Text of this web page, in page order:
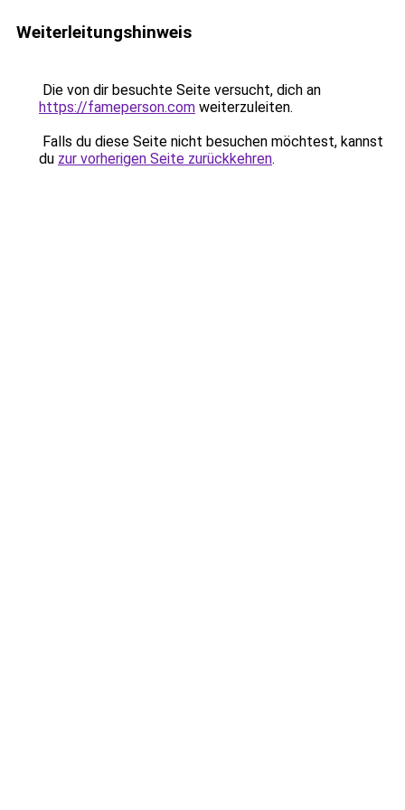
Weiterleitungshinweis
Die von dir besuchte Seite versucht, dich an
https://fameperson.com weiterzuleiten.
Falls du diese Seite nicht besuchen möchtest, kannst
du zur vorherigen Seite zurückkehren.